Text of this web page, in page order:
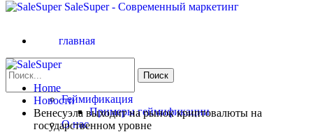
SaleSuper - Современный маркетинг
главная
Геймификация
Примеры геймификации
О нас
Home
Новости
Венесуэла выходит на рынок криптовалюты на
государственном уровне